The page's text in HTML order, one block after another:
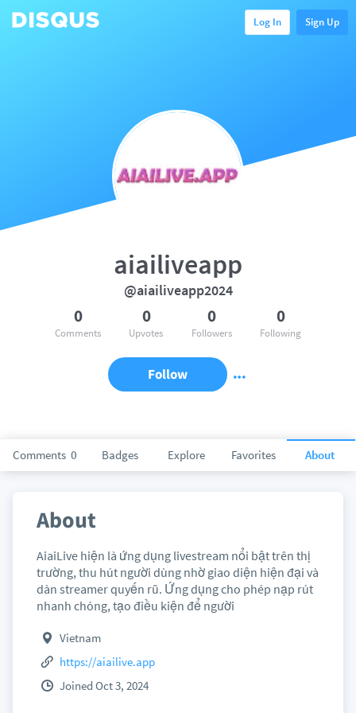
Log In Sign Up
Comments 0 Badges Explore Favorites About
aiailiveapp
@aiailiveapp2024
0
Comments
0
Upvotes
0
Followers
0
Following
Follow
About
AiaiLive hiện là ứng dụng livestream nổi bật trên thị
trường, thu hút người dùng nhờ giao diện hiện đại và
dàn streamer quyến rũ. Ứng dụng cho phép nạp rút
nhanh chóng, tạo điều kiện để người
Vietnam
https://aiailive.app
Joined Oct 3, 2024